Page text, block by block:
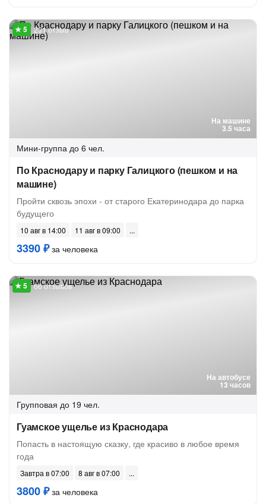
На машине
3.5 часа
231 отзыв
Мини-группа до 6 чел.
По Краснодару и парку Галицкого (пешком и на
машине)
Пройти сквозь эпохи - от старого Екатеринодара до парка
будущего
10 авг в 14:00 11 авг в 09:00
3390 ₽за человека
На автобусе
13 часов
66 отзывов
Групповая до 19 чел.
Гуамское ущелье из Краснодара
Попасть в настоящую сказку, где красиво в любое время
года
Завтра в 07:00 8 авг в 07:00
3800 ₽за человека